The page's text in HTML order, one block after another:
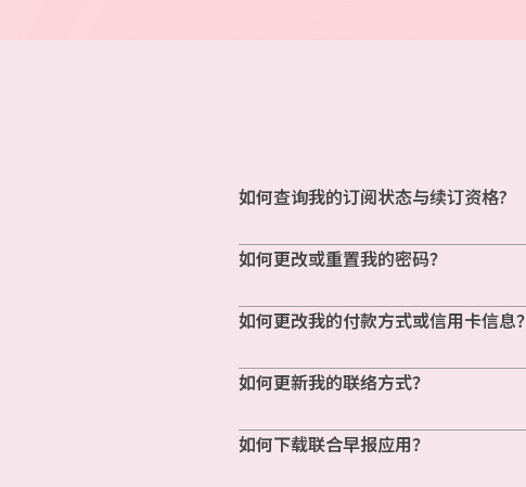
如何查询我的订阅状态与续订资格?
如何更改或重置我的密码？
如何更改我的付款方式或信用卡信息？
如何更新我的联络方式？
如何下载联合早报应用？